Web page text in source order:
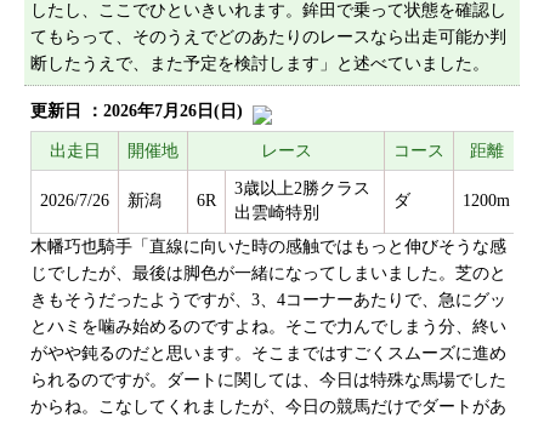
したし、ここでひといきいれます。鉾田で乗って状態を確認し
てもらって、そのうえでどのあたりのレースなら出走可能か判
断したうえで、また予定を検討します」と述べていました。
更新日 ： 2026年7月26日(日)
出走日 開催地 レース コース 距離
2026/7/26 新潟 6R
3歳以上2勝クラス
出雲崎特別
ダ 1200m
木幡巧也騎手「直線に向いた時の感触ではもっと伸びそうな感
じでしたが、最後は脚色が一緒になってしまいました。芝のと
きもそうだったようですが、3、4コーナーあたりで、急にグッ
とハミを噛み始めるのですよね。そこで力んでしまう分、終い
がやや鈍るのだと思います。そこまではすごくスムーズに進め
られるのですが。ダートに関しては、今日は特殊な馬場でした
からね。こなしてくれましたが、今日の競馬だけでダートがあ